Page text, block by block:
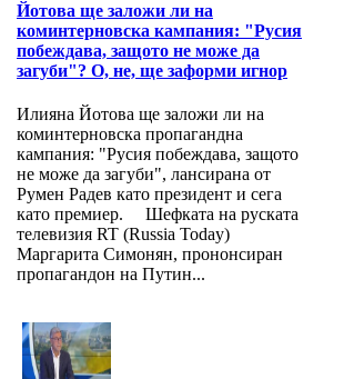
Йотова ще заложи ли на
коминтерновска кампания: "Русия
побеждава, защото не може да
загуби"? О, не, ще заформи игнор
Илияна Йотова ще заложи ли на
коминтерновска пропагандна
кампания: "Русия побеждава, защото
не може да загуби", лансирана от
Румен Радев като президент и сега
като премиер. Шефката на руската
телевизия RT (Russia Today)
Маргарита Симонян, прононсиран
пропагандон на Путин...